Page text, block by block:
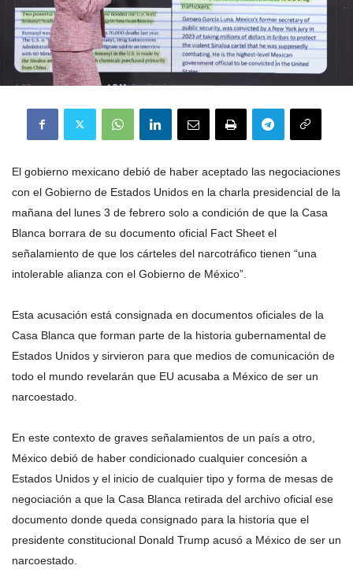
El gobierno mexicano debió de haber aceptado las negociaciones
con el Gobierno de Estados Unidos en la charla presidencial de la
mañana del lunes 3 de febrero solo a condición de que la Casa
Blanca borrara de su documento oficial Fact Sheet el
señalamiento de que los cárteles del narcotráfico tienen “una
intolerable alianza con el Gobierno de México”.
Esta acusación está consignada en documentos oficiales de la
Casa Blanca que forman parte de la historia gubernamental de
Estados Unidos y sirvieron para que medios de comunicación de
todo el mundo revelarán que EU acusaba a México de ser un
narcoestado.
En este contexto de graves señalamientos de un país a otro,
México debió de haber condicionado cualquier concesión a
Estados Unidos y el inicio de cualquier tipo y forma de mesas de
negociación a que la Casa Blanca retirada del archivo oficial ese
documento donde queda consignado para la historia que el
presidente constitucional Donald Trump acusó a México de ser un
narcoestado.